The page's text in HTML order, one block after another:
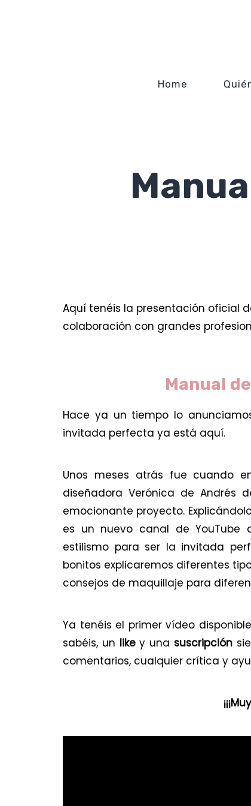
Home
Aquí tenéis la presentación oficial
colaboración con grandes
Manual
Hace ya un tiempo lo
invitada perfecta ya está aquí.
Unos meses atrás fue cuando
diseñadora Verónica de Andrés
emocionante proyecto.
es un nuevo canal de YouTube
estilismo para ser la invitada
bonitos explicaremos diferentes
consejos de maquillaje para
Ya tenéis el primer vídeo
sabéis, un likey una suscripción
comentarios, cualquier crítica y